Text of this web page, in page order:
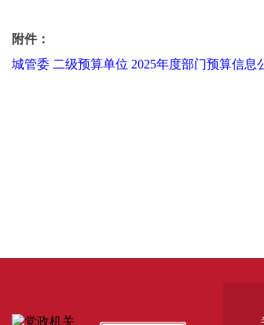
附件：
城管委 二级预算单位 2025年度部门预算信息